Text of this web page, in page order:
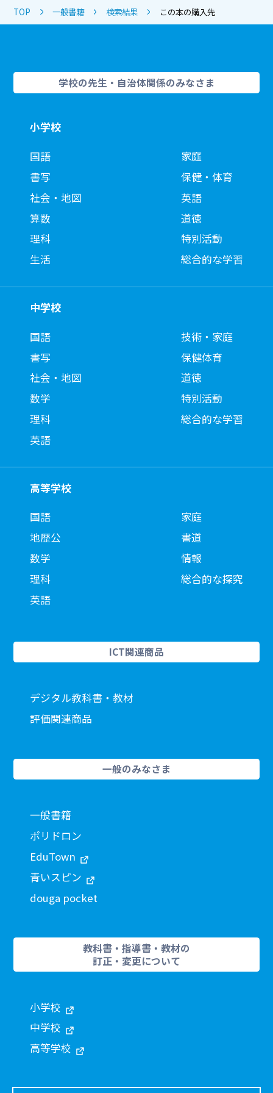
TOP 一般書籍 検索結果 この本の購入先
学校の先生・自治体関係のみなさま
小学校
国語
書写
社会・地図
算数
理科
生活
家庭
保健・体育
英語
道徳
特別活動
総合的な学習
中学校
国語
書写
社会・地図
数学
理科
英語
技術・家庭
保健体育
道徳
特別活動
総合的な学習
高等学校
国語
地歴公
数学
理科
英語
家庭
書道
情報
総合的な探究
ICT関連商品
デジタル教科書・教材
評価関連商品
一般のみなさま
一般書籍
ポリドロン
EduTown
青いスピン
douga pocket
教科書・指導書・教材の
訂正・変更について
小学校
中学校
高等学校